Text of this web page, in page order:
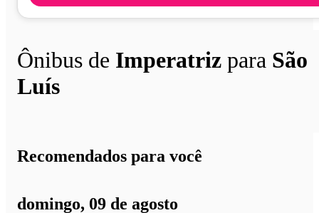
Ônibus de Imperatriz para São
Luís
Recomendados para você
domingo, 09 de agosto